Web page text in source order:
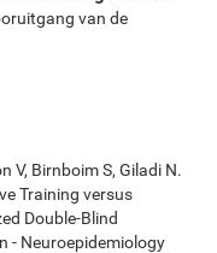
van de
V, Birnboim S, Giladi N.
Training versus
Double-Blind
- Neuroepidemiology